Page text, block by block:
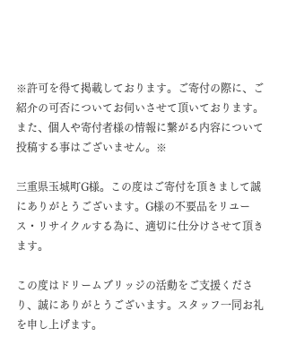
※許可を得て掲載しております。ご寄付の際に、ご
紹介の可否についてお伺いさせて頂いております。
また、個人や寄付者様の情報に繋がる内容について
投稿する事はございません。※
三重県玉城町G様。この度はご寄付を頂きまして誠
にありがとうございます。G様の不要品をリユー
ス・リサイクルする為に、適切に仕分けさせて頂き
ます。
この度はドリームブリッジの活動をご支援くださ
り、誠にありがとうございます。スタッフ一同お礼
を申し上げます。